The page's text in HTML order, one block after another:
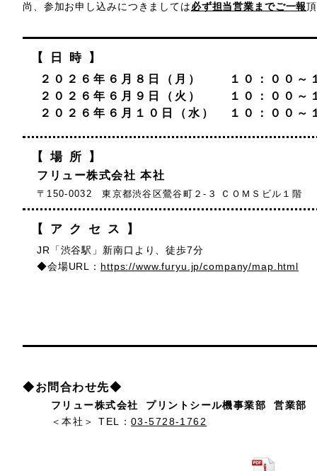
尚、参加お申し込みにつきましては必ず担当営業までご一報
【日時】
２０２６年６月８日（月） １０：００～
２０２６年６月９日（火） １０：００～
２０２６年６月１０日（水） １０：００～
【場所】
フリュー株式会社 本社
〒150-0032 東京都渋谷区鶯谷町２-３ ＣＯＭＳビル１階
【アクセス】
JR「渋谷駅」新南口より、徒歩7分
◆会場URL： https://www.furyu.jp/company/map.html
◆お問合わせ先◆
フリュー株式会社 プリントシール機事業部 営業部
＜本社＞ TEL： 03-5728-1762